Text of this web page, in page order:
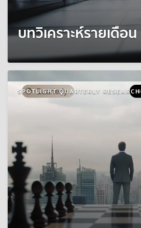
บทวิเคราะห์รายเดือน
SPOTLIGHT QUARTERLY RESEARCH